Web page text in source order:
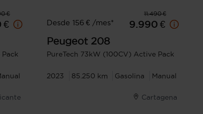
€
€
11.490 €
Desde 156 € /mes*
9.990 €
Peugeot 208
PureTech 73kW (100CV) Active Pack
2023 85.250 km Gasolina Manual
Cartagena